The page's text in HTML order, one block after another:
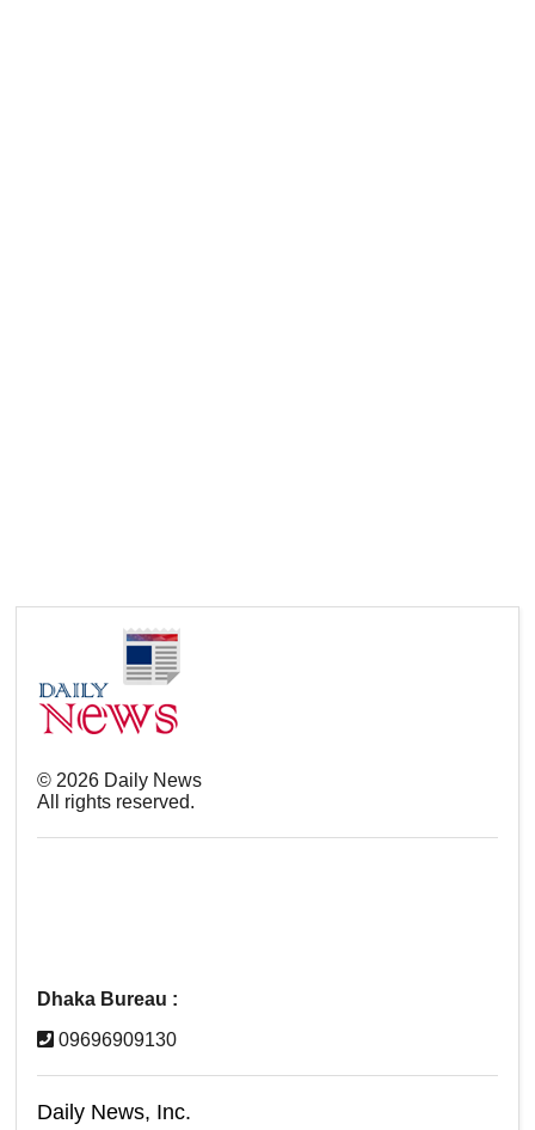
© 2026 Daily News
All rights reserved.
Dhaka Bureau :
09696909130
Daily News, Inc.